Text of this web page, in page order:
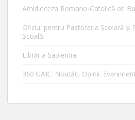
Arhidieceza Romano-Catolică de
Oficiul pentru Pastorația Școlară și
Școală
Librăria Sapientia
360 UAIC: Noutăţi. Opinii.